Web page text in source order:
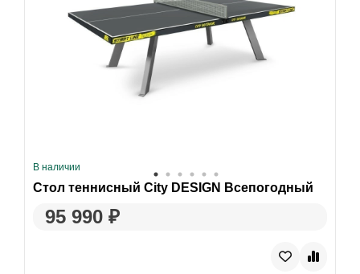
В наличии
Стол теннисный City DESIGN Всепогодный
95 990 ₽